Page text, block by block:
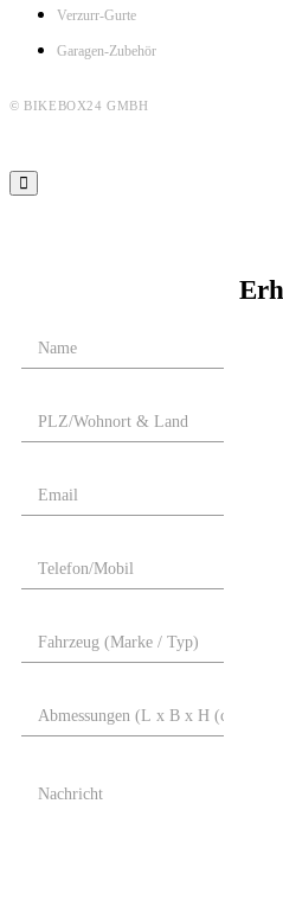
Verzurr-Gurte
Garagen-Zubehör
© BIKEBOX24 GMBH